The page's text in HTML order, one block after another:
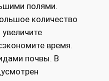
e
i
s
:
9
7
полями.
количество
время.
почвы. В